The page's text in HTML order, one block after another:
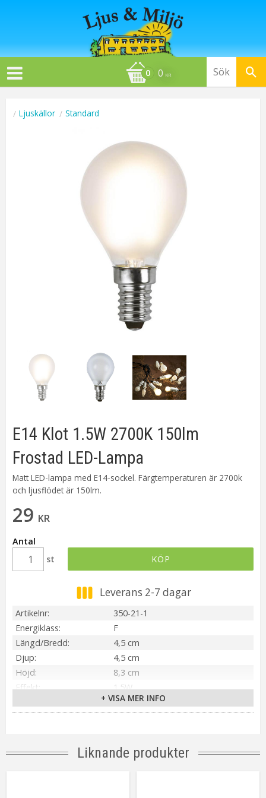
0 KR
Ljuskällor Standard
E14 Klot 1.5W 2700K 150lm
Frostad LED-Lampa
Matt LED-lampa med E14-sockel. Färgtemperaturen är 2700k
och ljusflödet är 150lm.
29 KR
Antal
st
KÖP
Leverans 2-7 dagar
Artikelnr
350-21-1
Energiklass
F
Längd/Bredd
4,5 cm
Djup
4,5 cm
Höjd
8,3 cm
Effekt
1.5W
IP44
Material / Färg
Frostad
E14
Varmvit (2700K)
+ VISA MER INFO
Liknande produkter